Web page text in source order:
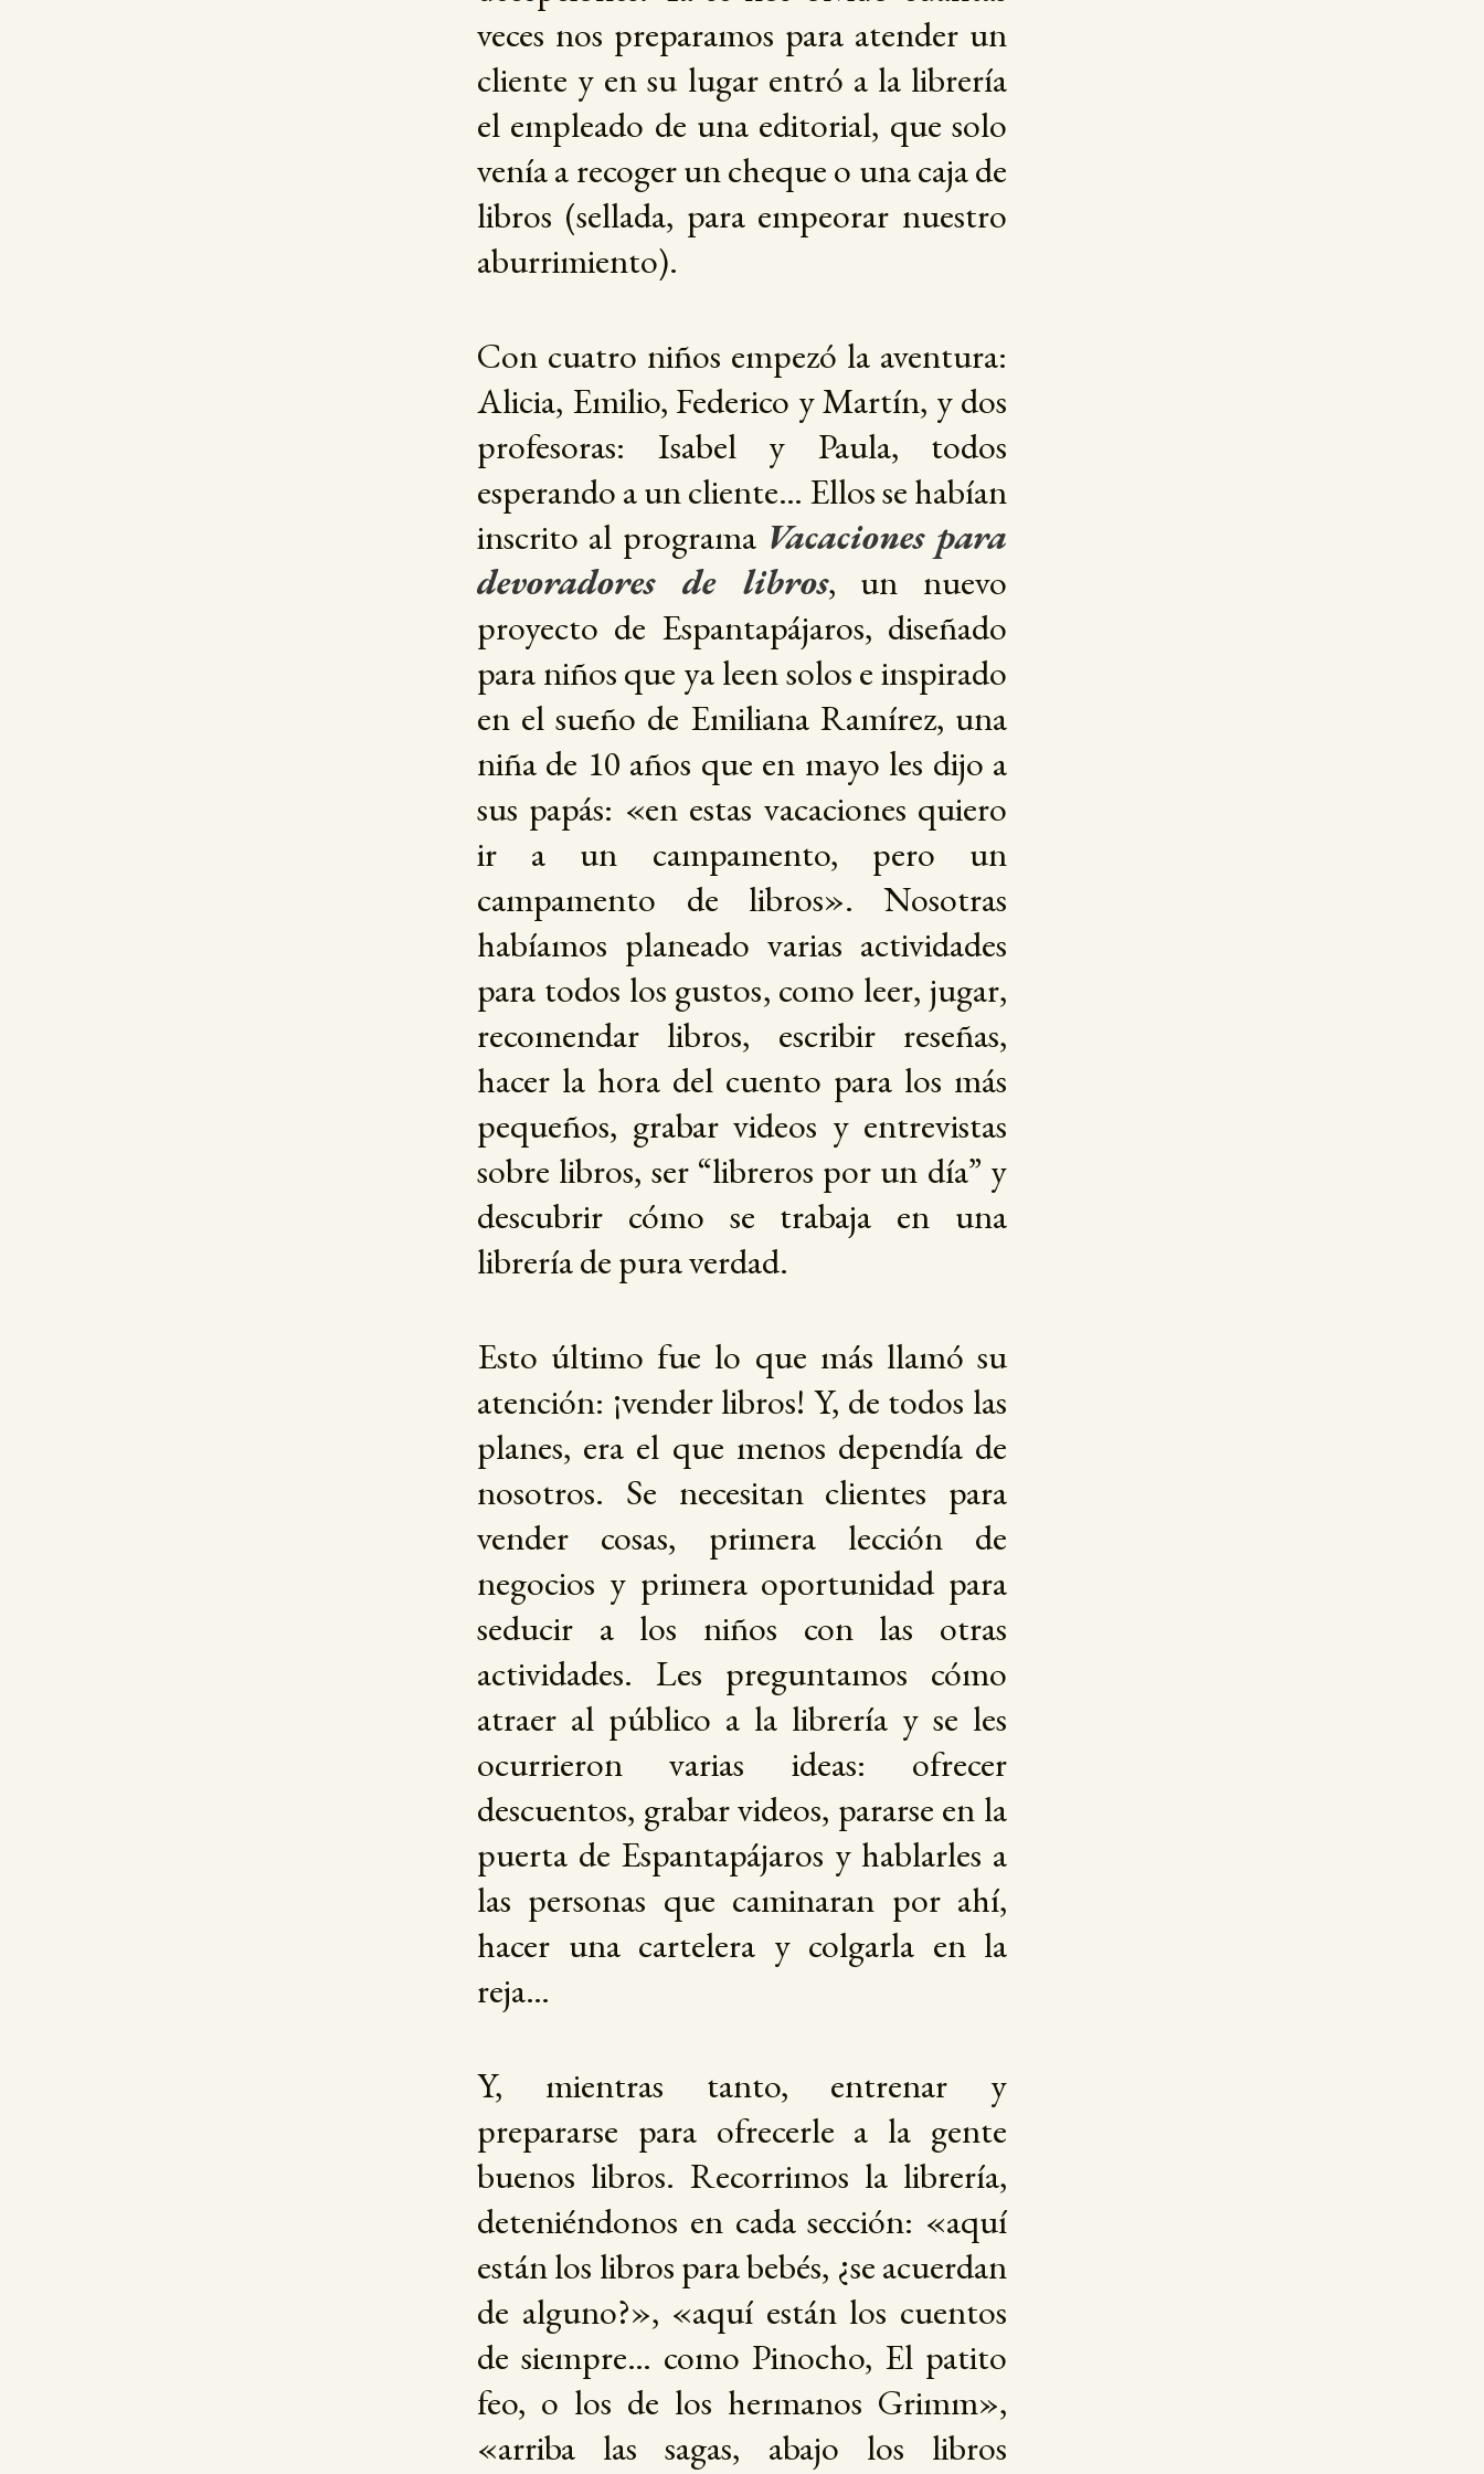
veces nos preparamos para atender un
cliente y en su lugar entró a la librería
el empleado de una editorial, que solo
venía a recoger un cheque o una caja de
libros (sellada, para empeorar nuestro
aburrimiento).
Con cuatro niños empezó la aventura:
Alicia, Emilio, Federico y Martín, y dos
profesoras: Isabel y Paula, todos
esperando a un cliente… Ellos se habían
inscrito al programa Vacaciones para
devoradores de libros, un nuevo
proyecto de Espantapájaros, diseñado
para niños que ya leen solos e inspirado
en el sueño de Emiliana Ramírez, una
niña de 10 años que en mayo les dijo a
sus papás: «en estas vacaciones quiero
ir a un campamento, pero un
campamento de libros». Nosotras
habíamos planeado varias actividades
para todos los gustos, como leer, jugar,
recomendar libros, escribir reseñas,
hacer la hora del cuento para los más
pequeños, grabar videos y entrevistas
sobre libros, ser “libreros por un día” y
descubrir cómo se trabaja en una
librería de pura verdad.
Esto último fue lo que más llamó su
atención: ¡vender libros! Y, de todos las
planes, era el que menos dependía de
nosotros. Se necesitan clientes para
vender cosas, primera lección de
negocios y primera oportunidad para
seducir a los niños con las otras
actividades. Les preguntamos cómo
atraer al público a la librería y se les
ocurrieron varias ideas: ofrecer
descuentos, grabar videos, pararse en la
puerta de Espantapájaros y hablarles a
las personas que caminaran por ahí,
hacer una cartelera y colgarla en la
reja…
Y, mientras tanto, entrenar y
prepararse para ofrecerle a la gente
buenos libros. Recorrimos la librería,
deteniéndonos en cada sección: «aquí
están los libros para bebés, ¿se acuerdan
de alguno?», «aquí están los cuentos
de siempre… como Pinocho, El patito
feo, o los de los hermanos Grimm»,
«arriba las sagas, abajo los libros